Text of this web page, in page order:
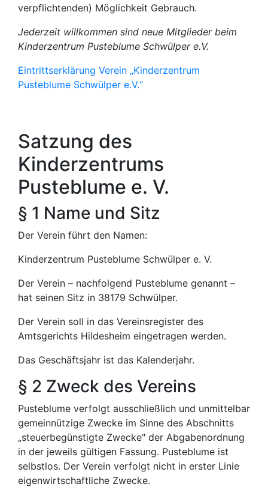
verpflichtenden) Möglichkeit Gebrauch.
Jederzeit willkommen sind neue Mitglieder beim
Kinderzentrum Pusteblume Schwülper e.V.
Eintrittserklärung Verein „Kinderzentrum
Pusteblume Schwülper e.V.“
Satzung des
Kinderzentrums
Pusteblume e. V.
§ 1 Name und Sitz
Der Verein führt den Namen:
Kinderzentrum Pusteblume Schwülper e. V.
Der Verein – nachfolgend Pusteblume genannt –
hat seinen Sitz in 38179 Schwülper.
Der Verein soll in das Vereinsregister des
Amtsgerichts Hildesheim eingetragen werden.
Das Geschäftsjahr ist das Kalenderjahr.
§ 2 Zweck des Vereins
Pusteblume verfolgt ausschließlich und unmittelbar
gemeinnützige Zwecke im Sinne des Abschnitts
„steuerbegünstigte Zwecke" der Abgabenordnung
in der jeweils gültigen Fassung. Pusteblume ist
selbstlos. Der Verein verfolgt nicht in erster Linie
eigenwirtschaftliche Zwecke.